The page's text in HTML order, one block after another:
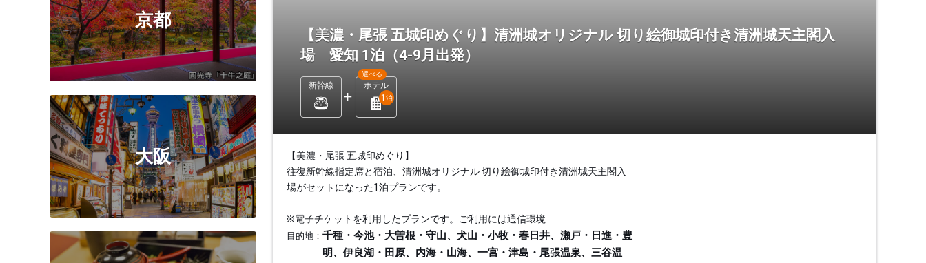
京都
大阪
【美濃・尾張 五城印めぐり】清洲城オリジナル 切り絵御城印付き清洲城天主閣入
場 愛知 1泊（4-9月出発）
新幹線 ホテル
選べる
1 泊
【美濃・尾張 五城印めぐり】
往復新幹線指定席と宿泊、清洲城オリジナル 切り絵御城印付き清洲城天主閣入
場がセットになった1泊プランです。
※電子チケットを利用したプランです。ご利用には通信環境
目的地： 千種・今池・大曽根・守山、犬山・小牧・春日井、瀬戸・日進・豊
明、伊良湖・田原、内海・山海、一宮・津島・尾張温泉、三谷温